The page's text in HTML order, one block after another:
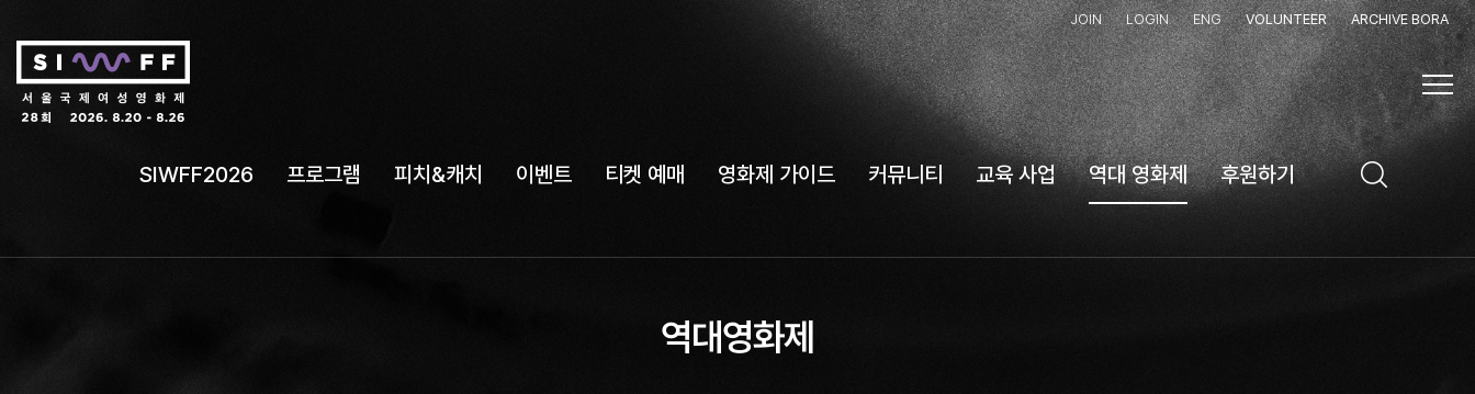
JOIN LOGIN ENG VOLUNTEER ARCHIVE BORA
SIWFF2026 프로그램 피치&캐치 이벤트 티켓 예매 영화제 가이드 커뮤니티 교육 사업 역대 영화제 후원하기
역대영화제